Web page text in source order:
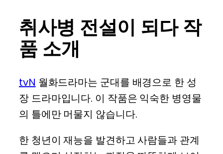
취사병 전설이 되다 작
품 소개
tvN 월화드라마는 군대를 배경으로 한 성
장 드라마입니다. 이 작품은 익숙한 병영물
의 틀에만 머물지 않습니다.
한 청년이 재능을 발견하고 사람들과 관계